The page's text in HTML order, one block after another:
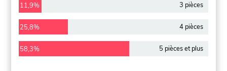
11,9% 3 pièces
25,8% 4 pièces
58,3% 5 pièces et plus